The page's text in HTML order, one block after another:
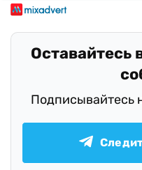
Оставайтесь
Подписывайтесь